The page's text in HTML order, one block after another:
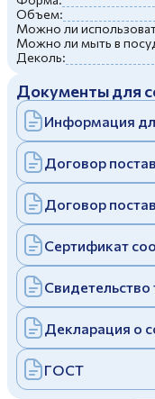
cполитикой
Заполняя и
cполитикой
Дулевский
Политика
Объем:
Можно ли
Можно ли мыть в
Деколь:
Документы для
Информация
Договор
Договор
Сертификат
Свидетельство
Декларация о
ГОСТ